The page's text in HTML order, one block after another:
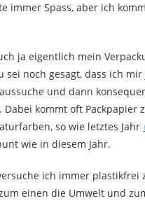
immer Spass, aber ich
ja eigentlich mein
sei noch gesagt, dass ich mir
und dann
Dabei kommt oft Packpapier
so wie letztes Jahr
wie in diesem Jahr.
ich immer plastikfrei
einen die Umwelt und